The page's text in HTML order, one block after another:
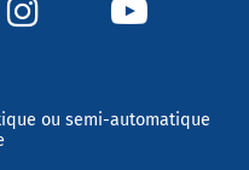
ou semi-automatique